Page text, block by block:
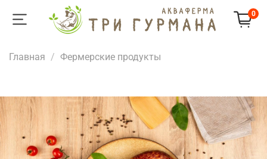
0
Главная Фермерские продукты